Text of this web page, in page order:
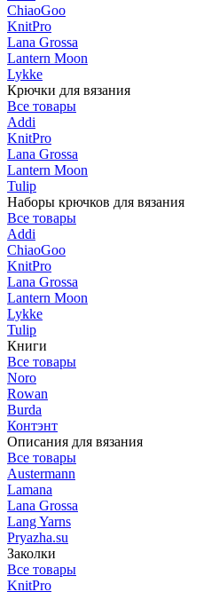
ChiaoGoo
KnitPro
Lana Grossa
Lantern Moon
Lykke
Крючки для вязания
Все товары
Addi
KnitPro
Lana Grossa
Lantern Moon
Tulip
Наборы крючков для вязания
Все товары
Addi
ChiaoGoo
KnitPro
Lana Grossa
Lantern Moon
Lykke
Tulip
Книги
Все товары
Noro
Rowan
Burda
Контэнт
Описания для вязания
Все товары
Austermann
Lamana
Lana Grossa
Lang Yarns
Pryazha.su
Заколки
Все товары
KnitPro